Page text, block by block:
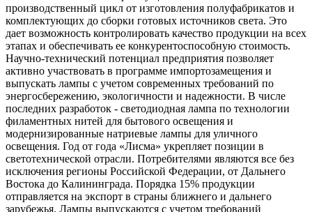
производственный цикл от изготовления полуфабрикатов и
комплектующих до сборки готовых источников света. Это
дает возможность контролировать качество продукции на всех
этапах и обеспечивать ее конкурентоспособную стоимость.
Научно-технический потенциал предприятия позволяет
активно участвовать в программе импортозамещения и
выпускать лампы с учетом современных требований по
энергосбережению, экологичности и надежности. В числе
последних разработок - светодиодная лампа по технологии
филаментных нитей для бытового освещения и
модернизированные натриевые лампы для уличного
освещения. Год от года «Лисма» укрепляет позиции в
светотехнической отрасли. Потребителями являются все без
исключения регионы Российской Федерации, от Дальнего
Востока до Калининграда. Порядка 15% продукции
отправляется на экспорт в страны ближнего и дальнего
зарубежья. Лампы выпускаются с учетом требований